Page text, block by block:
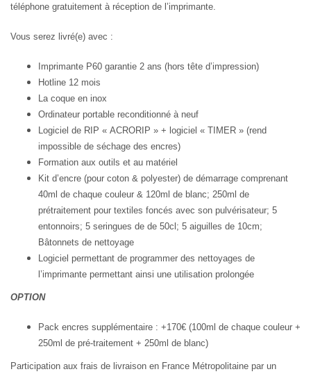
téléphone gratuitement à réception de l’imprimante.
Vous serez livré(e) avec :
Imprimante P60 garantie 2 ans (hors tête d’impression)
Hotline 12 mois
La coque en inox
Ordinateur portable reconditionné à neuf
Logiciel de RIP « ACRORIP » + logiciel « TIMER » (rend
impossible de séchage des encres)
Formation aux outils et au matériel
Kit d’encre (pour coton & polyester) de démarrage comprenant
40ml de chaque couleur & 120ml de blanc; 250ml de
prétraitement pour textiles foncés avec son pulvérisateur; 5
entonnoirs; 5 seringues de de 50cl; 5 aiguilles de 10cm;
Bâtonnets de nettoyage
Logiciel permettant de programmer des nettoyages de
l’imprimante permettant ainsi une utilisation prolongée
OPTION
Pack encres supplémentaire : +170€ (100ml de chaque couleur +
250ml de pré-traitement + 250ml de blanc)
Participation aux frais de livraison en France Métropolitaine par un